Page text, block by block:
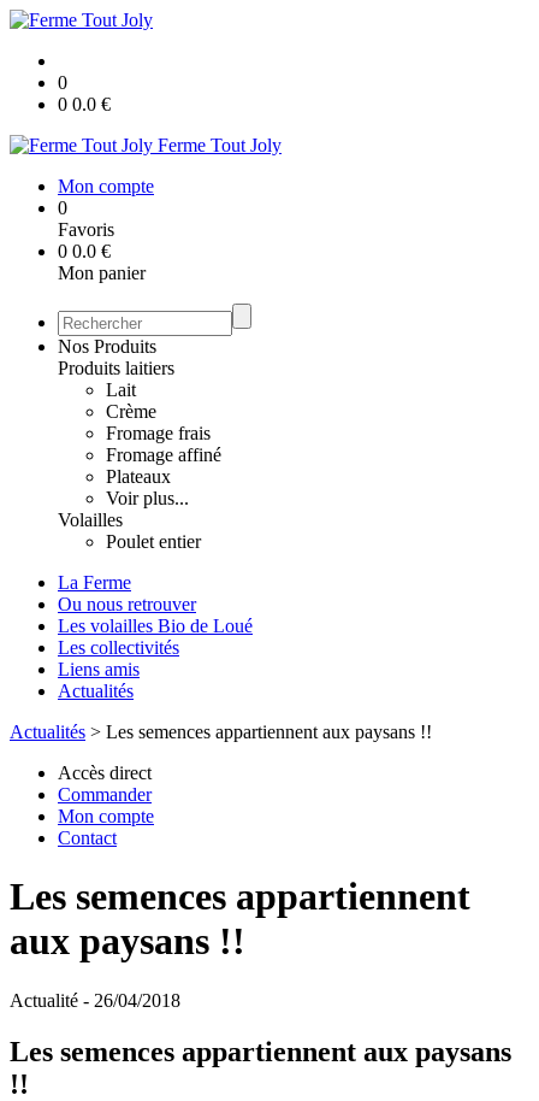
0
0 0.0 €
Ferme Tout Joly
Mon compte
0
Favoris
0 0.0 €
Mon panier
Nos Produits
Produits laitiers
Lait
Crème
Fromage frais
Fromage affiné
Plateaux
Voir plus...
Volailles
Poulet entier
La Ferme
Ou nous retrouver
Les volailles Bio de Loué
Les collectivités
Liens amis
Actualités
Actualités > Les semences appartiennent aux paysans !!
Accès direct
Commander
Mon compte
Contact
Les semences appartiennent
aux paysans !!
Actualité - 26/04/2018
Les semences appartiennent aux paysans
!!